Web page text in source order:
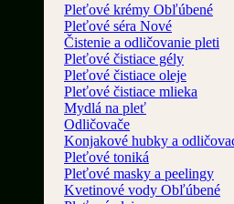
Pleťové krémy
Pleťové séra
Čistenie a odličovanie pleti
Pleťové čistiace gély
Pleťové čistiace oleje
Pleťové čistiace mlieka
Mydlá na pleť
Odličovače
Konjakové hubky a
Pleťové toniká
Pleťové masky a peelingy
Kvetinové vody